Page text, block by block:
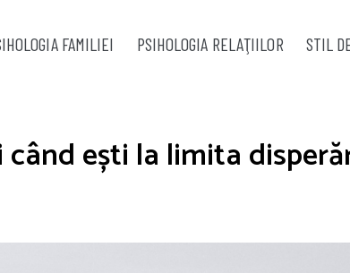
FAMILIEI PSIHOLOGIA RELAŢIILOR STIL
ești la limita